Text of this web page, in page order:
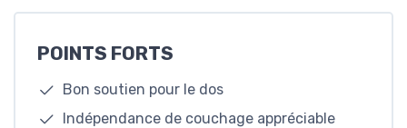
POINTS FORTS
Bon soutien pour le dos
Indépendance de couchage appréciable